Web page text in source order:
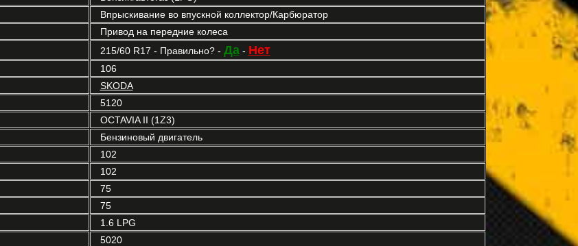
Впрыскивание во впускной коллектор/Карбюратор
Привод на передние колеса
215/60 R17 - Правильно? - Да- Нет
106
SKODA
5120
OCTAVIA II (1Z3)
Бензиновый двигатель
102
102
75
75
1.6 LPG
5020